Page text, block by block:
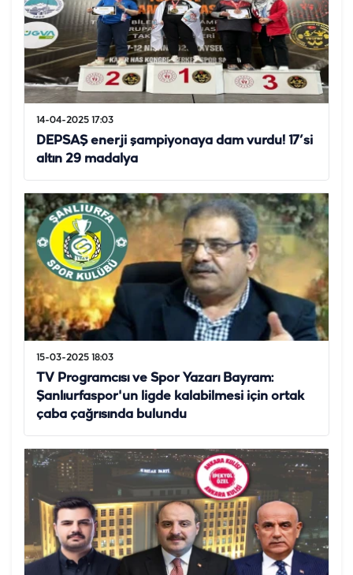
14-04-2025 17:03
DEPSAŞ enerji şampiyonaya dam vurdu! 17’si
altın 29 madalya
15-03-2025 18:03
TV Programcısı ve Spor Yazarı Bayram:
Şanlıurfaspor'un ligde kalabilmesi için ortak
çaba çağrısında bulundu